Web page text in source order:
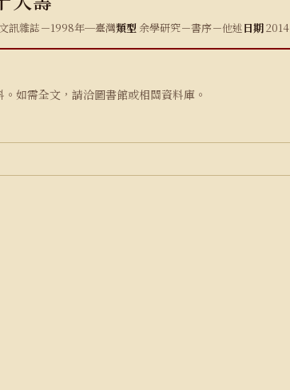
訊雜誌－1998年─臺灣類型 余學研究－書序－他述日期2014
如需全文，請洽圖書館或相關資料庫。